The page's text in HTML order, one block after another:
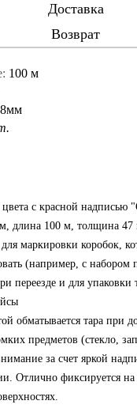
Доставка
Возврат
100 м
цвета с красной надписью
длина 100 м, толщина 47
маркировки коробок,
(например, с набором
переезде и для упаковки
обматывается тара при
предметов (стекло,
за счет яркой
Отлично фиксируется